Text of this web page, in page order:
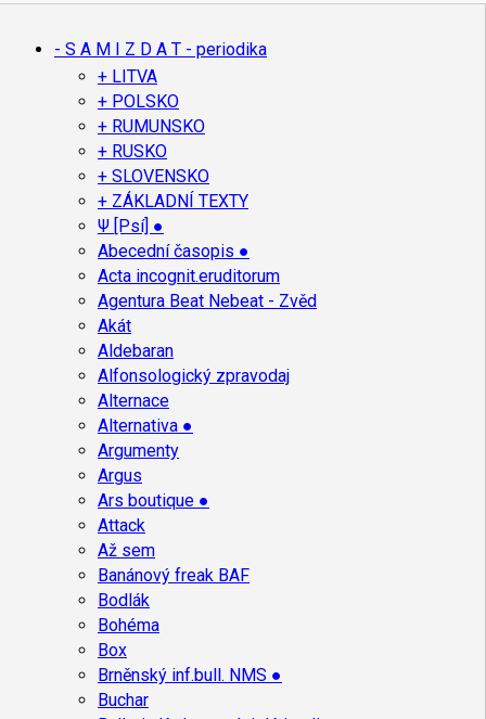
- S A M I Z D A T - periodika
+ LITVA
+ POLSKO
+ RUMUNSKO
+ RUSKO
+ SLOVENSKO
+ ZÁKLADNÍ TEXTY
Ψ [Psí] ●
Abecední časopis ●
Acta incognit.eruditorum
Agentura Beat Nebeat - Zvěd
Akát
Aldebaran
Alfonsologický zpravodaj
Alternace
Alternativa ●
Argumenty
Argus
Ars boutique ●
Attack
Až sem
Banánový freak BAF
Bodlák
Bohéma
Box
Brněnský inf.bull. NMS ●
Buchar